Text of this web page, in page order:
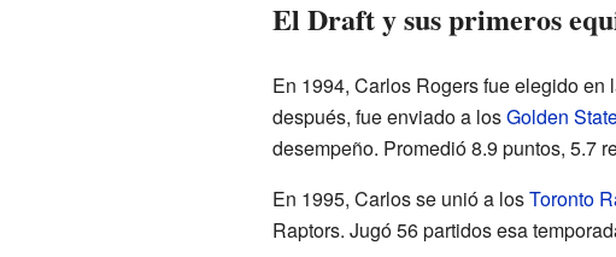
El Draft y sus primeros
En 1994, Carlos Rogers fue elegido
después, fue enviado a losGolden
desempeño. Promedió 8.9 puntos, 5.7
En 1995, Carlos se unió a losToronto
Raptors. Jugó 56 partidos esa